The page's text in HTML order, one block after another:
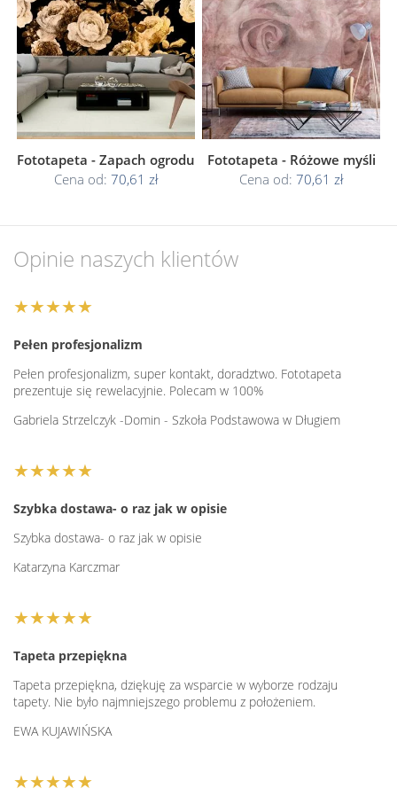
Fototapeta - Zapach ogrodu
Cena od: 70,61 zł
Fototapeta - Różowe myśli
Cena od: 70,61 zł
Opinie naszych klientów
★★★★★
Pełen profesjonalizm
Pełen profesjonalizm, super kontakt, doradztwo. Fototapeta
prezentuje się rewelacyjnie. Polecam w 100%
Gabriela Strzelczyk -Domin - Szkoła Podstawowa w Długiem
★★★★★
Szybka dostawa- o raz jak w opisie
Szybka dostawa- o raz jak w opisie
Katarzyna Karczmar
★★★★★
Tapeta przepiękna
Tapeta przepiękna, dziękuję za wsparcie w wyborze rodzaju
tapety. Nie było najmniejszego problemu z położeniem.
EWA KUJAWIŃSKA
★★★★★